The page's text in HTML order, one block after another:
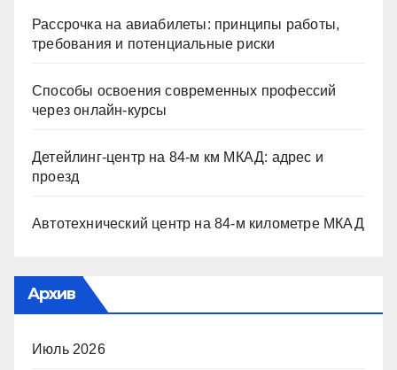
Рассрочка на авиабилеты: принципы работы,
требования и потенциальные риски
Способы освоения современных профессий
через онлайн-курсы
Детейлинг-центр на 84-м км МКАД: адрес и
проезд
Автотехнический центр на 84-м километре МКАД
Архив
Июль 2026